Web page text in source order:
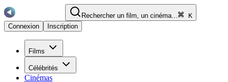
Rechercher un film, un cinéma...
K
Connexion
Inscription
Films
Célébrités
Cinémas